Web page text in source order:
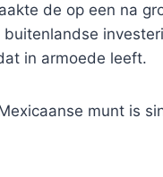
de op een na
in armoede leeft.
munt is